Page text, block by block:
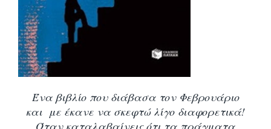
Ένα βιβλίο που διάβασα τον Φεβρουάριο
και με έκανε να σκεφτώ λίγο διαφορετικά!